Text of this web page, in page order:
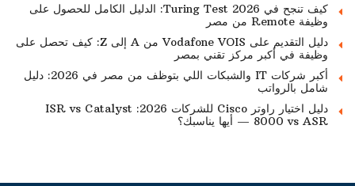
كيف تنجح في Turing Test 2026: الدليل الكامل للحصول على
وظيفة Remote من مصر
دليل التقديم على Vodafone VOIS من A إلى Z: كيف تحصل على
وظيفة في أكبر مركز تقني بمصر
أكبر شركات IT والشبكات اللي بتوظف من مصر في 2026: دليل
شامل بالرواتب
دليل اختيار راوتر Cisco للشركات 2026: ISR vs Catalyst
8000 vs ASR — أيها يناسبك؟